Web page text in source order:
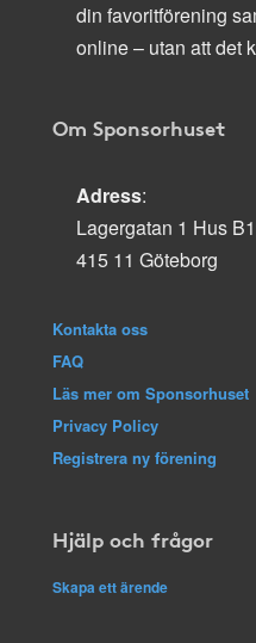
din favoritförening
online – utan att det
Om Sponsorhuset
Adress:
Lagergatan 1 Hus
415 11 Göteborg
Kontakta oss
FAQ
Läs mer om Sponsorhuset
Privacy Policy
Registrera ny förening
Hjälp och frågor
Skapa ett ärende